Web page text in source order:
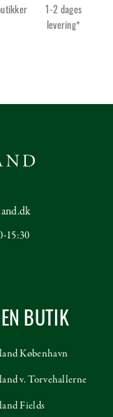
1-2 dages
levering*
15:30
BUTIK
København
v. Torvehallerne
Fields